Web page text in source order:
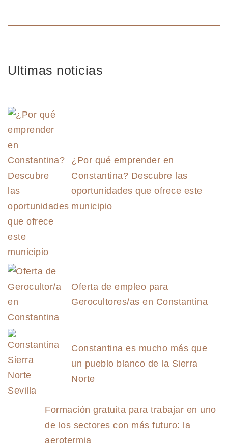
oportunidades
Ultimas noticias
¿Por qué emprender en
Constantina? Descubre las
oportunidades que ofrece este
municipio
Oferta de empleo para
Gerocultores/as en Constantina
Constantina es mucho más que
un pueblo blanco de la Sierra
Norte
Formación gratuita para trabajar en uno
de los sectores con más futuro: la
aerotermia